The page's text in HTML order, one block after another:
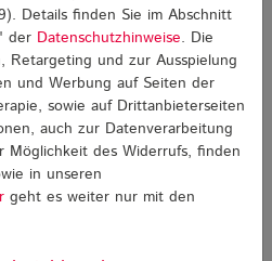
ist
Details finden Sie im Abschnitt
der Datenschutzhinweise. Die
Retargeting und zur Ausspielung
und Werbung auf Seiten der
sowie auf Drittanbieterseiten
auch zur Datenverarbeitung
des Widerrufs, finden
in unseren
geht es weiter nur mit den